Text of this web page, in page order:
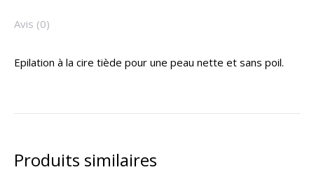
Avis (0)
Epilation à la cire tiède pour une peau nette et sans poil.
Produits similaires